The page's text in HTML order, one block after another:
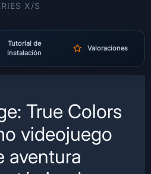
X/S
Tutorial de
instalación
Valoraciones
True Colors
videojuego
aventura